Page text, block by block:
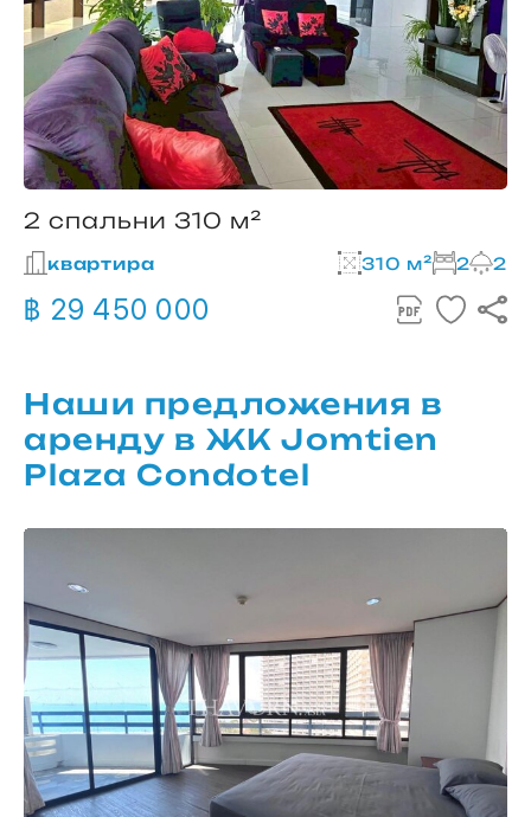
2 спальни 310 м²
квартира 310 м² 2 2
฿ 29 450 000
Наши предложения в
аренду в ЖК Jomtien
Plaza Condotel